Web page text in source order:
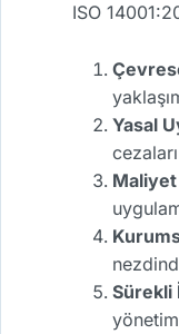
ISO
Yasal
Maliyet
Sürekli